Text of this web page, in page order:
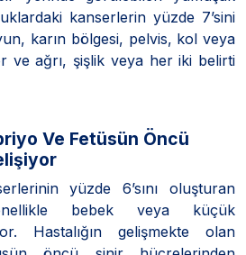
kanserlerin yüzde 7’sini
karın bölgesi, pelvis, kol veya
ve ağrı, şişlik veya her iki belirti
Ve Fetüsün Öncü
yüzde 6’sını oluşturan
bebek veya küçük
Hastalığın gelişmekte olan